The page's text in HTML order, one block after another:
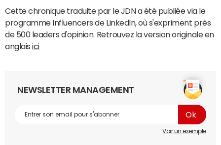
Cette chronique traduite par le JDN a été publiée via le
programme Influencers de LinkedIn, où s'expriment près
de 500 leaders d'opinion. Retrouvez la version originale en
anglaisici
NEWSLETTER MANAGEMENT
Voir un exemple